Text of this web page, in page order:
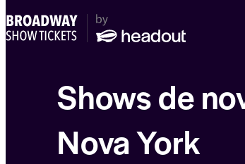
Shows de
Nova York